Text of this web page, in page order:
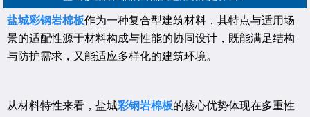
盐城彩钢岩棉板作为一种复合型建筑材料，其特点与适用场
景的适配性源于材料构成与性能的协同设计，既能满足结构
与防护需求，又能适应多样化的建筑环境。
从材料特性来看，盐城彩钢岩棉板的核心优势体现在多重性